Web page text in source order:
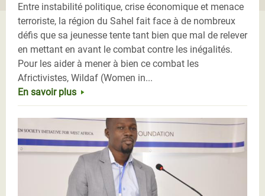
Entre instabilité politique, crise économique et menace
terroriste, la région du Sahel fait face à de nombreux
défis que sa jeunesse tente tant bien que mal de relever
en mettant en avant le combat contre les inégalités.
Pour les aider à mener à bien ce combat les
Africtivistes, Wildaf (Women in...
En savoir plus